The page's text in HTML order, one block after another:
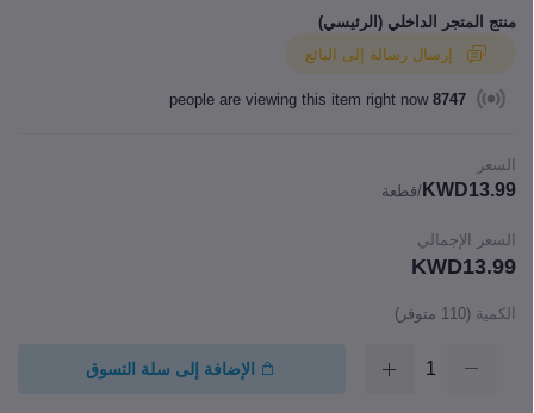
منتج المتجر الداخلي (الرئيسي)
8747
people are viewing this item right now
السعر
KWD13.99 /قطعة
السعر الإجمالي
KWD13.99
الكمية (
110 متوفر)
الإضافة إلى سلة التسوق